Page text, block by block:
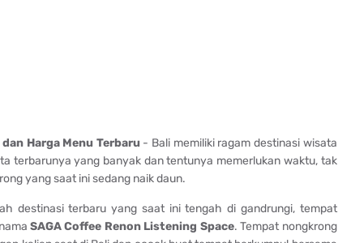
Harga Menu Terbaru- Bali memiliki ragam destinasi wisata
terbarunya yang banyak dan tentunya memerlukan waktu, tak
yang saat ini sedang naik daun.
destinasi terbaru yang saat ini tengah di gandrungi, tempat
SAGA Coffee Renon Listening Space. Tempat nongkrong